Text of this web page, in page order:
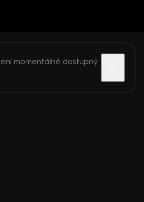
momentálně dostupný